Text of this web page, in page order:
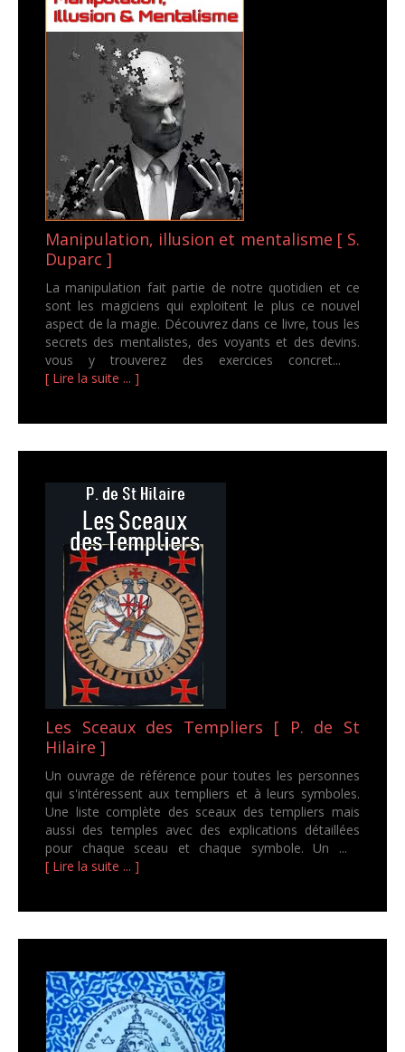
Manipulation, illusion et mentalisme [ S.
Duparc ]
La manipulation fait partie de notre quotidien et ce
sont les magiciens qui exploitent le plus ce nouvel
aspect de la magie. Découvrez dans ce livre, tous les
secrets des mentalistes, des voyants et des devins.
vous y trouverez des exercices concret...
[ Lire la suite ... ]
Les Sceaux des Templiers [ P. de St
Hilaire ]
Un ouvrage de référence pour toutes les personnes
qui s'intéressent aux templiers et à leurs symboles.
Une liste complète des sceaux des templiers mais
aussi des temples avec des explications détaillées
pour chaque sceau et chaque symbole. Un ...
[ Lire la suite ... ]